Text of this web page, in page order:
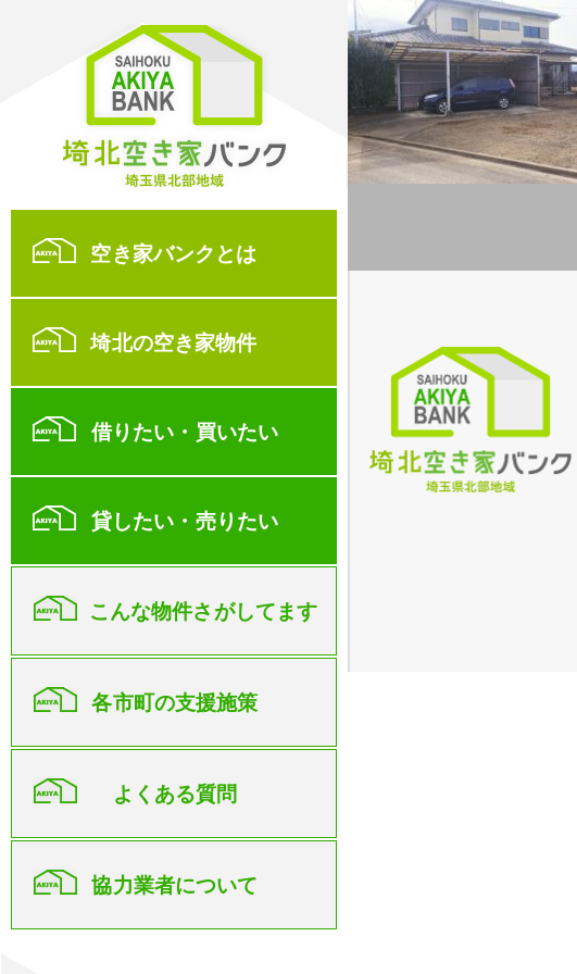
空き家バンクとは
埼北の空き家物件
借りたい・買いたい
貸したい・売りたい
こんな物件さがしてます
各市町の支援施策
よくある質問
協力業者について